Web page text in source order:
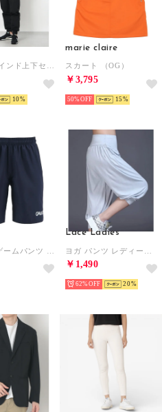
メンズ ウインド上下セット CB レトロ ウーブントレーニングスーツ_ 846463 （ブラック）
10
marie claire
スカート （OG）
￥3,795
50% 15
Lace Ladies
￥1,490
62% 20